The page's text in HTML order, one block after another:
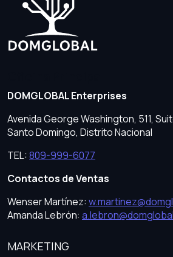
DOMGLOBAL Enterprises
Avenida George Washington, 511,
Santo Domingo, Distrito Nacional
TEL:809-999-6077
Contactos de Ventas
Wenser Martínez:
Amanda Lebrón:
MARKETING